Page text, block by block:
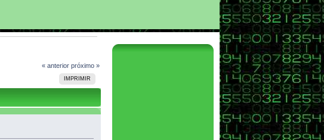
« anterior próximo »
IMPRIMIR